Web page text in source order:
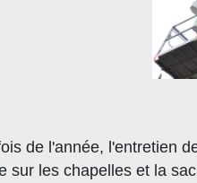
de l'année, l'entretien
sur les chapelles et la